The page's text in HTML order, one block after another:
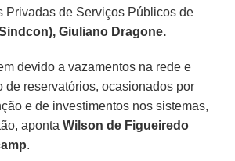
Privadas de Serviços Públicos de
Giuliano Dragone.
devido a vazamentos na rede e
de reservatórios, ocasionados por
e de investimentos nos sistemas,
aponta Wilson de Figueiredo
.